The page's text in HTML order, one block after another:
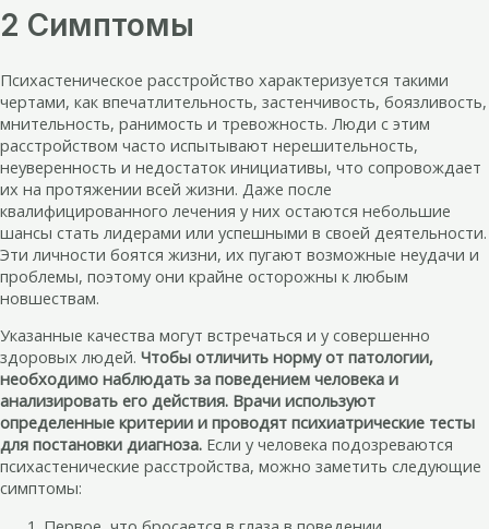
2 Симптомы
Психастеническое расстройство характеризуется такими
чертами, как впечатлительность, застенчивость, боязливость,
мнительность, ранимость и тревожность. Люди с этим
расстройством часто испытывают нерешительность,
неуверенность и недостаток инициативы, что сопровождает
их на протяжении всей жизни. Даже после
квалифицированного лечения у них остаются небольшие
шансы стать лидерами или успешными в своей деятельности.
Эти личности боятся жизни, их пугают возможные неудачи и
проблемы, поэтому они крайне осторожны к любым
новшествам.
Указанные качества могут встречаться и у совершенно
здоровых людей. Чтобы отличить норму от патологии,
необходимо наблюдать за поведением человека и
анализировать его действия. Врачи используют
определенные критерии и проводят психиатрические тесты
для постановки диагноза. Если у человека подозреваются
психастенические расстройства, можно заметить следующие
симптомы: